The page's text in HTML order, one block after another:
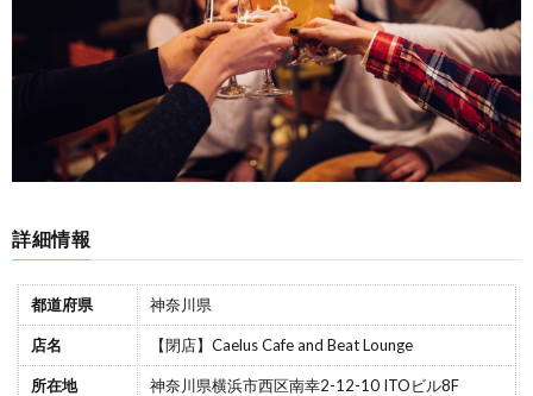
詳細情報
都道府県 神奈川県
店名 【閉店】Caelus Cafe and Beat Lounge
所在地 神奈川県横浜市西区南幸2-12-10 ITOビル8F